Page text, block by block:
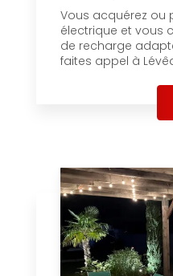
Vous acquérez ou
électrique et vous
de recharge
faites appel à